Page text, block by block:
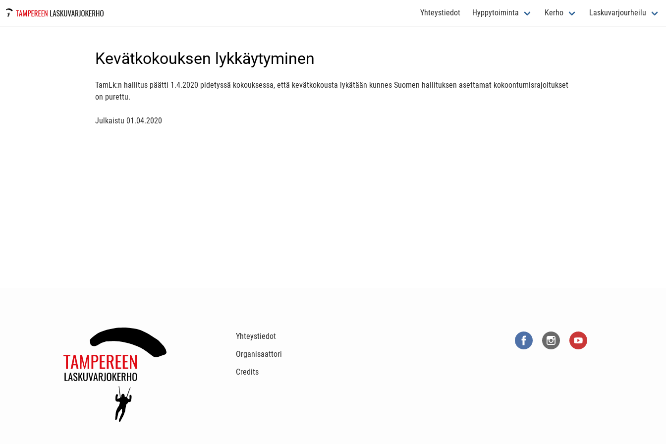
Yhteystiedot Hyppytoiminta Kerho Laskuvarjourheilu
Kevätkokouksen lykkäytyminen
TamLk:n hallitus päätti 1.4.2020 pidetyssä kokouksessa, että kevätkokousta lykätään kunnes Suomen hallituksen asettamat kokoontumisrajoitukset
on purettu.
Julkaistu 01.04.2020
Yhteystiedot
Organisaattori
Credits